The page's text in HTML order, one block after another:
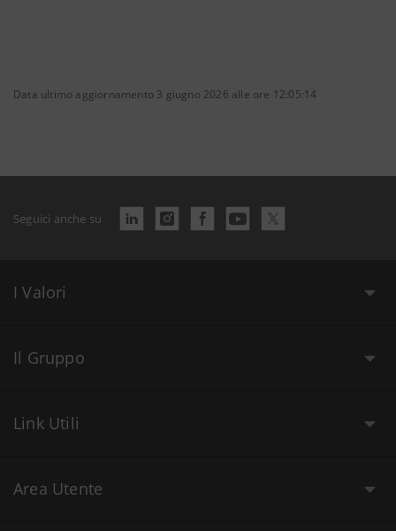
Data ultimo aggiornamento 3 giugno 2026 alle ore 12:05:14
Seguici anche su
I Valori
Il Gruppo
Link Utili
Area Utente